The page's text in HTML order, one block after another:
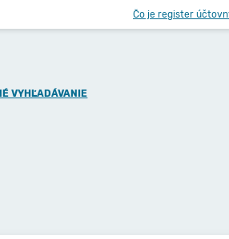
Čo je register
VYHĽADÁVANIE